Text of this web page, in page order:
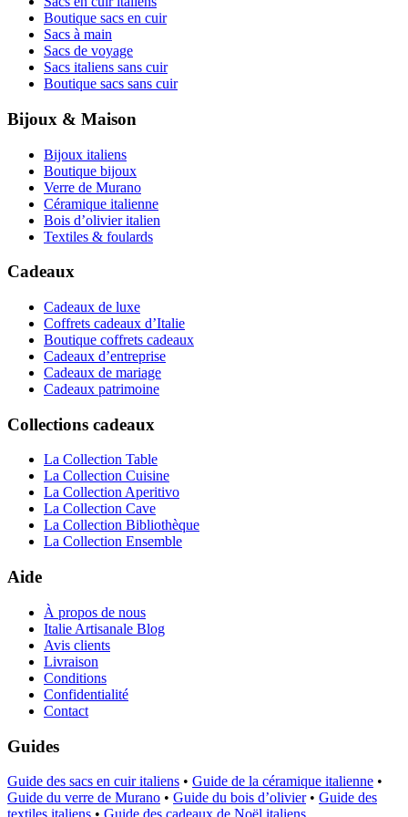
Boutique sacs en cuir
Sacs à main
Sacs de voyage
Sacs italiens sans cuir
Boutique sacs sans cuir
Bijoux & Maison
Bijoux italiens
Boutique bijoux
Verre de Murano
Céramique italienne
Bois d’olivier italien
Textiles & foulards
Cadeaux
Cadeaux de luxe
Coffrets cadeaux d’Italie
Boutique coffrets cadeaux
Cadeaux d’entreprise
Cadeaux de mariage
Cadeaux patrimoine
Collections cadeaux
La Collection Table
La Collection Cuisine
La Collection Aperitivo
La Collection Cave
La Collection Bibliothèque
La Collection Ensemble
Aide
À propos de nous
Italie Artisanale Blog
Avis clients
Livraison
Conditions
Confidentialité
Contact
Guides
Guide des sacs en cuir italiens • Guide de la céramique italienne •
Guide du verre de Murano • Guide du bois d’olivier • Guide des